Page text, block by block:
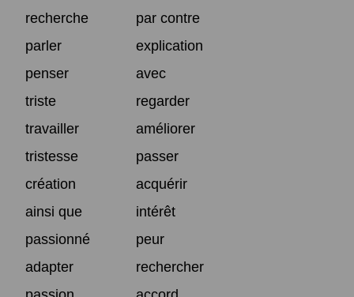
recherche
par contre
parler
explication
penser
avec
triste
regarder
travailler
améliorer
tristesse
passer
création
acquérir
ainsi que
intérêt
passionné
peur
adapter
rechercher